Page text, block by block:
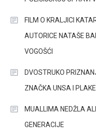
FILM O KRALJICI
AUTORICE NATAŠE
VOGOŠĆI
DVOSTRUKO
ZNAČKA UNSA I
MUALLIMA NEDŽLA
GENERACIJE